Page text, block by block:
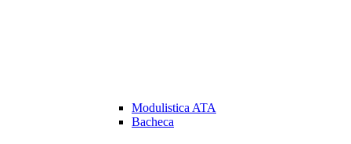
Modulistica ATA
Bacheca